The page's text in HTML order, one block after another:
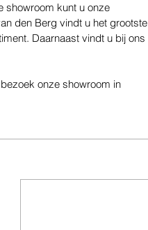
showroom kunt u onze
den Berg vindt u het grootste
Daarnaast vindt u bij ons
onze showroom in